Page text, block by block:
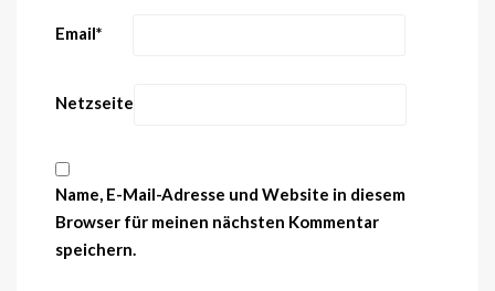
Email*
Netzseite
Name, E-Mail-Adresse und Website in diesem
Browser für meinen nächsten Kommentar
speichern.